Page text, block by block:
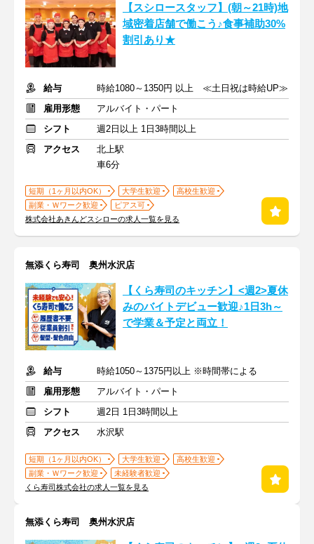
【スシロースタッフ】(朝～21時)地
域密着店舗で働こう♪食事補助30%
割引あり★
給与
時給1080～1350円 以上 ≪土日祝は時給UP≫
雇用形態
アルバイト・パート
シフト
週2日以上 1日3時間以上
アクセス
北上駅
車6分
短期（1ヶ月以内OK） 大学生歓迎
高校生歓迎
副業・Ｗワーク歓迎
ピアス可
株式会社あきんどスシローの求人一覧を見る
無添くら寿司 奥州水沢店
【くら寿司のキッチン】<週2>夏休
みのバイトデビュー歓迎♪1日3h～
で学業＆予定と両立！
給与
時給1050～1375円以上 ※時間帯による
雇用形態
アルバイト・パート
シフト
週2日 1日3時間以上
アクセス
水沢駅
短期（1ヶ月以内OK） 大学生歓迎
高校生歓迎
副業・Ｗワーク歓迎
未経験者歓迎
くら寿司株式会社の求人一覧を見る
無添くら寿司 奥州水沢店